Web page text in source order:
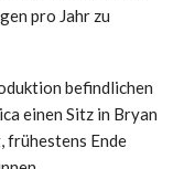
pro Jahr zu
befindlichen
einen Sitz in Bryan
frühestens Ende